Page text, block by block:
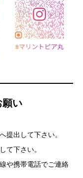
い
提出して下さい。
て下さい。
や携帯電話でご連絡